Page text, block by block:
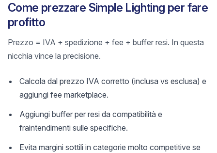
Come prezzare Simple Lighting per fare
profitto
Prezzo = IVA + spedizione + fee + buffer resi. In questa
nicchia vince la precisione.
Calcola dal prezzo IVA corretto (inclusa vs esclusa) e
aggiungi fee marketplace.
Aggiungi buffer per resi da compatibilità e
fraintendimenti sulle specifiche.
Evita margini sottili in categorie molto competitive se